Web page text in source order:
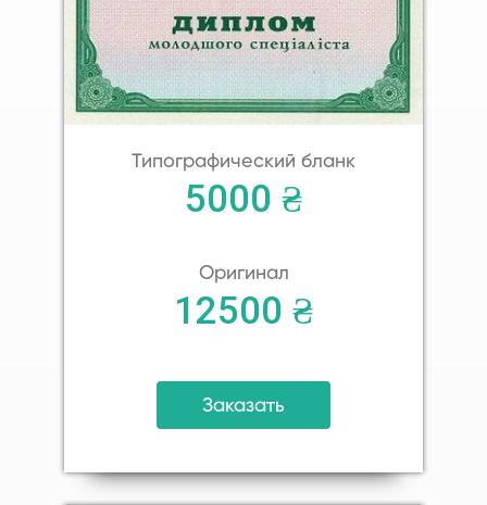
Типографический бланк
5000 ₴
Оригинал
12500 ₴
Заказать